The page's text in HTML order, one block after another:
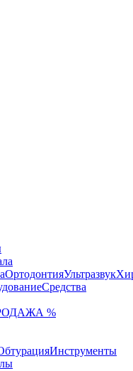
ОртодонтияУльтразвук
Средства
%
Инструменты